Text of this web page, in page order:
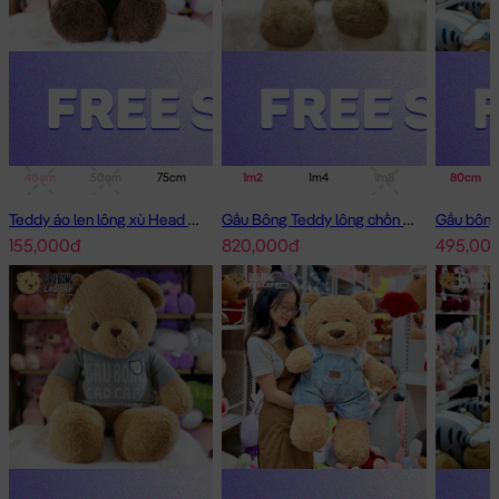
75cm 1m 1m4
Teddy áo len lông xù Head and Tales
155,000đ
1m2 1m4
Gấu Bông Teddy lông chồn cao cấp
820,000đ
80cm